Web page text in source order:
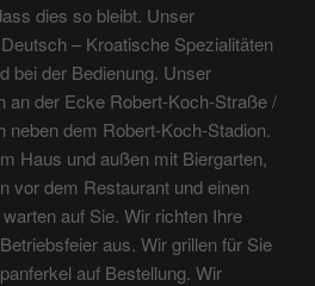
dies so bleibt. Unser
– Kroatische Spezialitäten
bei der Bedienung. Unser
an der Ecke Robert-Koch-Straße /
neben dem Robert-Koch-Stadion.
Haus und außen mit Biergarten,
vor dem Restaurant und einen
auf Sie. Wir richten Ihre
aus. Wir grillen für Sie
auf Bestellung. Wir